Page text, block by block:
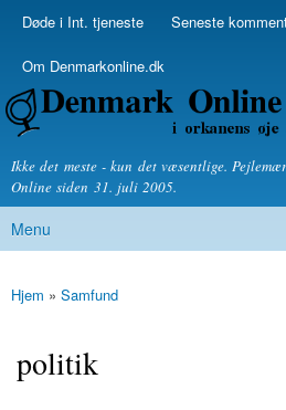
Skip to
Secondary menu
Døde i Int. tjeneste Seneste
Om Denmarkonline.dk
Denmarkonline.dk -
Ikke det meste - kun det væsentlige.
Online siden 31. juli 2005.
Main menu
Menu
You are here
Hjem » Samfund
politik